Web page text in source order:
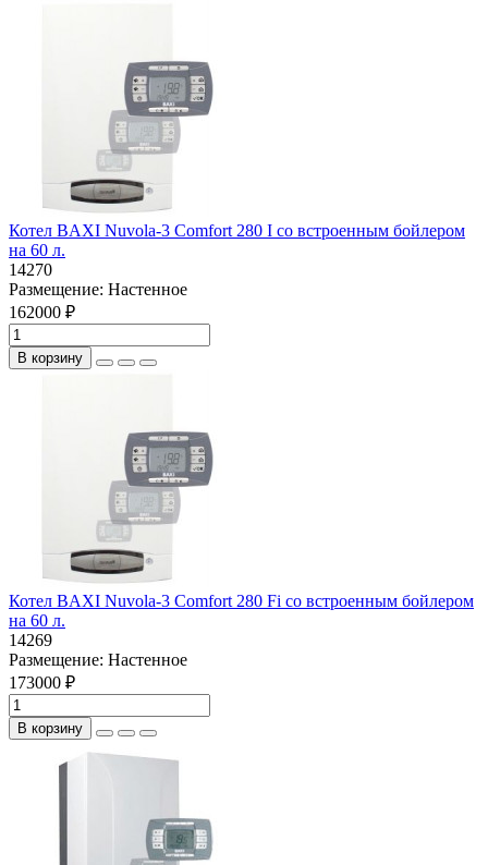
Котел BAXI Nuvola-3 Comfort 280 I со встроенным бойлером
на 60 л.
14270
Размещение: Настенное
162000 ₽
В корзину
Котел BAXI Nuvola-3 Comfort 280 Fi со встроенным бойлером
на 60 л.
14269
Размещение: Настенное
173000 ₽
В корзину